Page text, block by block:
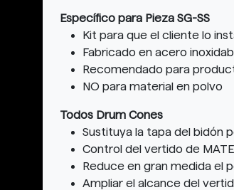
Específico para Pieza SG-SS
Kit para que el cliente lo
Fabricado en acero
Recomendado para
NO para material en polvo
Todos Drum Cones
Sustituya la tapa del bidón
Control del vertido de
Reduce en gran medida el
Ampliar el alcance del